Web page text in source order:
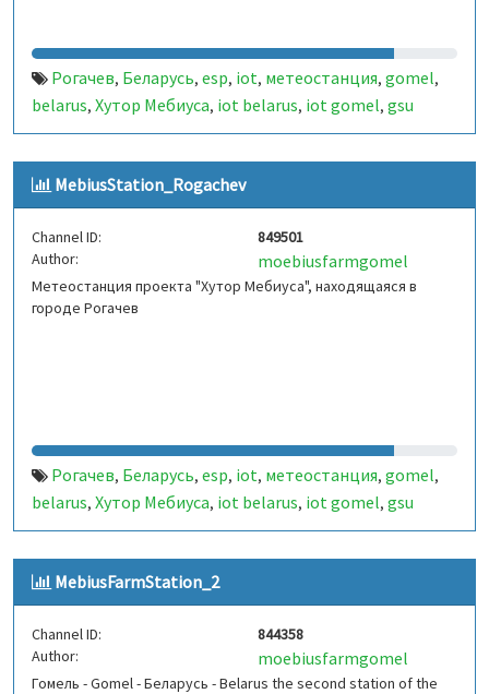
Рогачев, Беларусь, esp, iot, метеостанция, gomel,
belarus, Хутор Мебиуса, iot belarus, iot gomel, gsu
MebiusStation_Rogachev
Channel ID:
849501
Author:
moebiusfarmgomel
Метеостанция проекта "Хутор Мебиуса", находящаяся в
городе Рогачев
Рогачев, Беларусь, esp, iot, метеостанция, gomel,
belarus, Хутор Мебиуса, iot belarus, iot gomel, gsu
MebiusFarmStation_2
Channel ID:
844358
Author:
moebiusfarmgomel
Гомель - Gomel - Беларусь - Belarus the second station of the